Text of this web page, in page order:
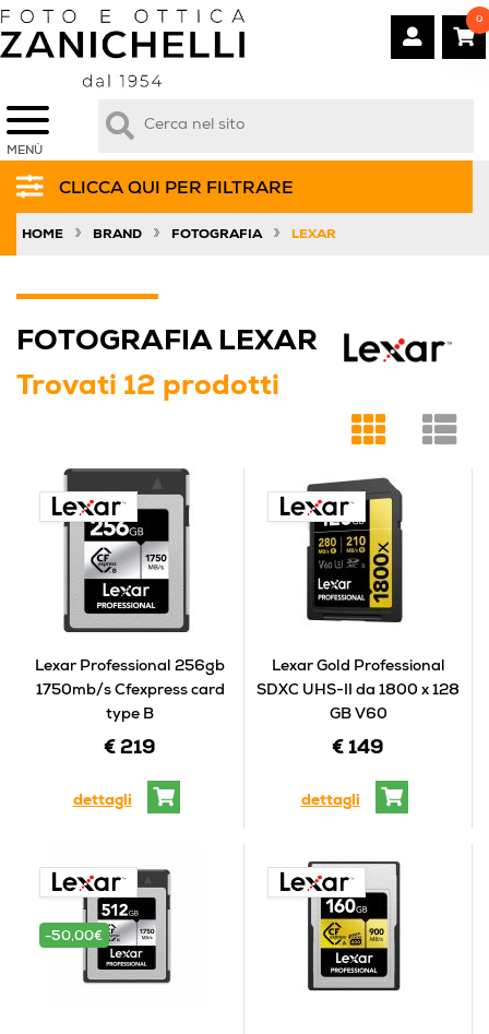
MENÙ
0
CLICCA QUI PER FILTRARE
HOME » BRAND » FOTOGRAFIA » LEXAR
FOTOGRAFIA LEXAR
Trovati 12 prodotti
Lexar Professional 256gb
1750mb/s Cfexpress card
type B
€ 219
dettagli
Lexar Gold Professional
SDXC UHS-II da 1800 x 128
GB V60
€ 149
dettagli
-50,00€